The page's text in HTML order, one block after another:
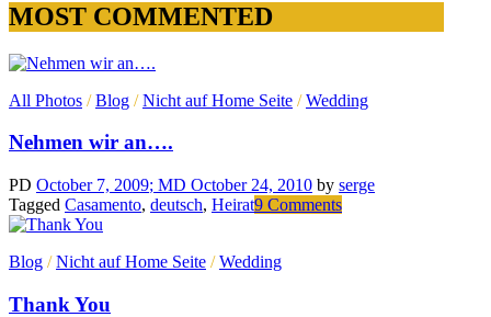
MOST COMMENTED
All Photos /Blog /Nicht auf Home Seite /Wedding
Nehmen wir an….
PD October 7, 2009; MD October 24, 2010 by serge
Tagged Casamento, deutsch, Heirat9 Commentson
Blog /Nicht auf Home Seite /Wedding
Thank You